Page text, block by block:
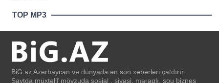
TOP MP3
BiG.az Azərbaycan və dünyada ən son xəbərləri çatdırır.
Saytda müxtəlif mövzuda sosial , siyasi, maraqlı, şou biznes